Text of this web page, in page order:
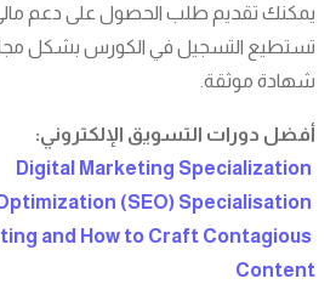
تستطيع التسجيل في الكورس بشكل
شهادة موثقة.
أفضل دورات التسويق الإلكتروني:
Digital Marketing Specialization
(SEO) Specialisation
and How to Craft Contagious
Content